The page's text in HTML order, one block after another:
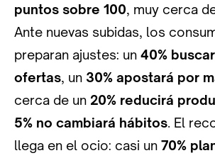
puntos sobre 100, muy cerca
Ante nuevas subidas, los
preparan ajustes: un 40%
ofertas, un 30% apostará por
cerca de un 20% reducirá
5% no cambiará hábitos. El
llega en el ocio: casi un 70%